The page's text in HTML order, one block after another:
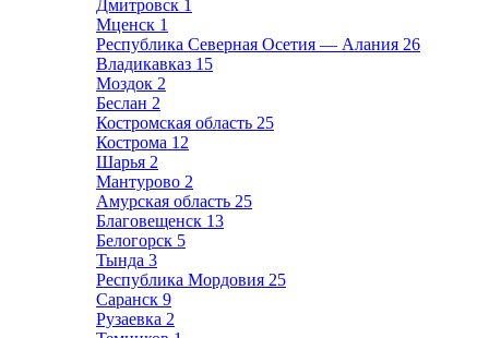
Дмитровск 1
Мценск 1
Республика Северная Осетия — Алания 26
Владикавказ 15
Моздок 2
Беслан 2
Костромская область 25
Кострома 12
Шарья 2
Мантурово 2
Амурская область 25
Благовещенск 13
Белогорск 5
Тында 3
Республика Мордовия 25
Саранск 9
Рузаевка 2